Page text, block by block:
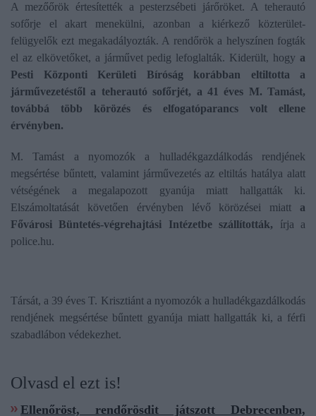
A mezőőrök értesítették a pesterzsébeti járőröket. A teherautó
sofőrje el akart menekülni, azonban a kiérkező közterület-
felügyelők ezt megakadályozták. A rendőrök a helyszínen fogták
el az elkövetőket, a járművet pedig lefoglalták. Kiderült, hogy a
Pesti Központi Kerületi Bíróság korábban eltiltotta a
járművezetéstől a teherautó sofőrjét, a 41 éves M. Tamást,
továbbá több körözés és elfogatóparancs volt ellene
érvényben.
M. Tamást a nyomozók a hulladékgazdálkodás rendjének
megsértése bűntett, valamint járművezetés az eltiltás hatálya alatt
vétségének a megalapozott gyanúja miatt hallgatták ki.
Elszámoltatását követően érvényben lévő körözései miatt a
Fővárosi Büntetés-végrehajtási Intézetbe szállították, írja a
police.hu.
Társát, a 39 éves T. Krisztiánt a nyomozók a hulladékgazdálkodás
rendjének megsértése bűntett gyanúja miatt hallgatták ki, a férfi
szabadlábon védekezhet.
Olvasd el ezt is!
Ellenőröst, rendőrösdit játszott Debrecenben,